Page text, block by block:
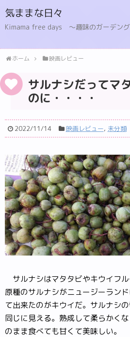
気ままな日々
Kimama free days 〜趣味のガーデン
ホーム 映画レビュー
サルナシだってマ
のに・・・・
2022/11/14 映画レビュー, 未分類
サルナシはマタタビやキウイフ
原種のサルナシがニュージーラン
て出来たのがキウイだ。サルナシ
同じに見える。熟成して柔らかく
のまま食べても甘くて美味しい。